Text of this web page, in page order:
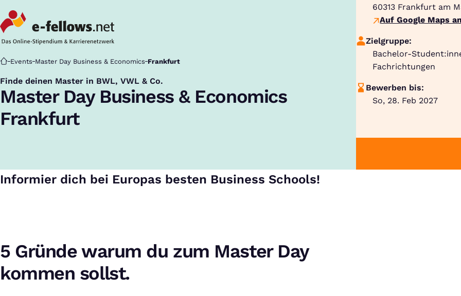
Startseite
Events Master Day Business & Economics Frankfurt
Finde deinen Master in BWL, VWL & Co.
:
Master Day Business & Economics
Frankfurt
60313 Frankfurt am
Auf Google Maps
Zielgruppe:
Bachelor-
Fachrichtungen
Bewerben bis:
So, 28. Feb 2027
Informier dich bei Europas besten Business Schools!
5 Gründe warum du zum Master Day
kommen sollst.